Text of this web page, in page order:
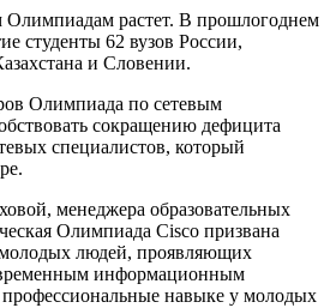
Олимпиадам растет. В прошлогоднем
студенты 62 вузов России,
и Словении.
Олимпиада по сетевым
сокращению дефицита
специалистов, который
менеджера образовательных
Олимпиада Cisco призвана
людей, проявляющих
информационным
профессиональные навыке у молодых